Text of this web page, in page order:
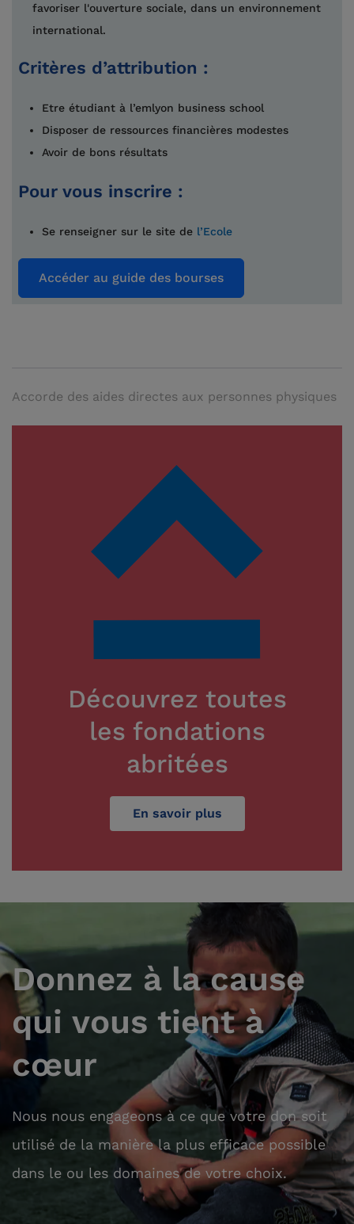
favoriser l'ouverture sociale, dans un environnement
international.
Critères d’attribution :
Etre étudiant à l’emlyon business school
Disposer de ressources financières modestes
Avoir de bons résultats
Pour vous inscrire :
Se renseigner sur le site de l’Ecole
Accéder au guide des bourses
Accorde des aides directes aux personnes physiques
Découvrez toutes
les fondations
abritées
En savoir plus
Donnez à la cause
qui vous tient à
cœur
Nous nous engageons à ce que votre don soit
utilisé de la manière la plus efficace possible
dans le ou les domaines de votre choix.